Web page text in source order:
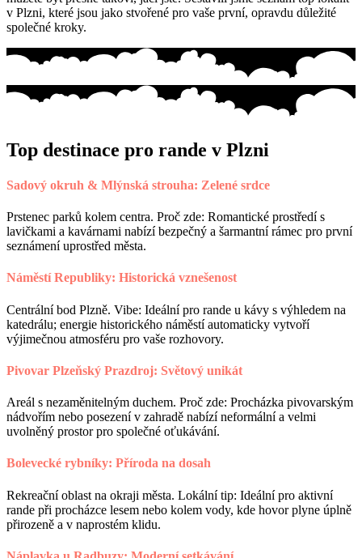
v Plzni, které jsou jako stvořené pro vaše první, opravdu důležité
společné kroky.
Top destinace pro rande v Plzni
Sadový okruh & Mlýnská strouha: Zelené srdce
Prstenec parků kolem centra. Proč zde: Romantické prostředí s
lavičkami a kavárnami nabízí bezpečný a šarmantní rámec pro první
seznámení uprostřed města.
Náměstí Republiky: Historická vznešenost
Centrální bod Plzně. Vibe: Ideální pro rande u kávy s výhledem na
katedrálu; energie historického náměstí automaticky vytvoří
výjimečnou atmosféru pro vaše rozhovory.
Pivovar Plzeňský Prazdroj: Světový unikát
Areál s nezaměnitelným duchem. Proč zde: Procházka pivovarským
nádvořím nebo posezení v zahradě nabízí neformální a velmi
uvolněný prostor pro společné oťukávání.
Bolevecké rybníky: Příroda na dosah
Rekreační oblast na okraji města. Lokální tip: Ideální pro aktivní
rande při procházce lesem nebo kolem vody, kde hovor plyne úplně
přirozeně a v naprostém klidu.